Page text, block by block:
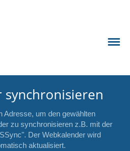
synchronisieren
Adresse, um den gewählten
zu synchronisieren z.B. mit der
Der Webkalender wird
aktualisiert.